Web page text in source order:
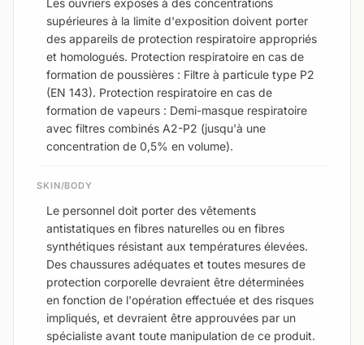
Les ouvriers exposés à des concentrations
supérieures à la limite d'exposition doivent porter
des appareils de protection respiratoire appropriés
et homologués. Protection respiratoire en cas de
formation de poussières : Filtre à particule type P2
(EN 143). Protection respiratoire en cas de
formation de vapeurs : Demi-masque respiratoire
avec filtres combinés A2-P2 (jusqu'à une
concentration de 0,5% en volume).
SKIN/BODY
Le personnel doit porter des vêtements
antistatiques en fibres naturelles ou en fibres
synthétiques résistant aux températures élevées.
Des chaussures adéquates et toutes mesures de
protection corporelle devraient être déterminées
en fonction de l'opération effectuée et des risques
impliqués, et devraient être approuvées par un
spécialiste avant toute manipulation de ce produit.